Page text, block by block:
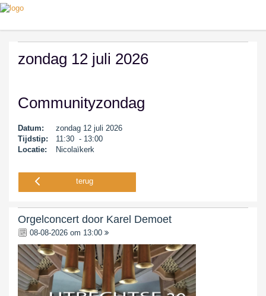
zondag 12 juli 2026
Communityzondag
Datum:
zondag 12 juli 2026
Tijdstip:
11:30 - 13:00
Locatie:
Nicolaïkerk
terug
Orgelconcert door Karel Demoet
08-08-2026 om 13:00